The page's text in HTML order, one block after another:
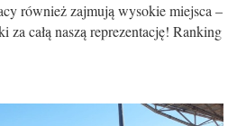
również zajmują wysokie miejsca –
całą naszą reprezentację! Ranking